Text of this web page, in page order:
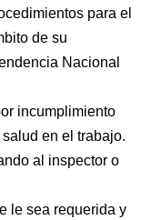
para el
de su
Nacional
incumplimiento
en el trabajo.
al inspector o
le sea requerida y